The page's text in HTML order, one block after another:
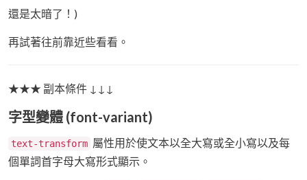
還是太暗了！)
再試著往前靠近些看看。
★★★ 副本條件 ↓↓↓
字型變體 (font-variant)
text-transform 屬性用於使文本以全大寫或全小寫以及每
個單詞首字母大寫形式顯示。